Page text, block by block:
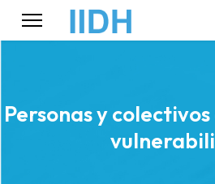
Personas y